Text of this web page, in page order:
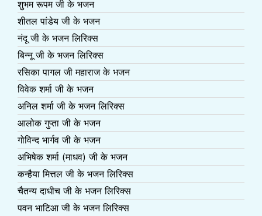
शुभम रूपम जी के भजन
शीतल पांडेय जी के भजन
नंदू जी के भजन लिरिक्स
बिन्नू जी के भजन लिरिक्स
रसिका पागल जी महाराज के भजन
विवेक शर्मा जी के भजन
अनिल शर्मा जी के भजन लिरिक्स
आलोक गुप्ता जी के भजन
गोविन्द भार्गव जी के भजन
अभिषेक शर्मा (माधव) जी के भजन
कन्हैया मित्तल जी के भजन लिरिक्स
चैतन्य दाधीच जी के भजन लिरिक्स
पवन भाटिआ जी के भजन लिरिक्स